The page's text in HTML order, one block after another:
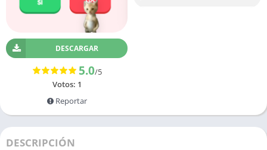
DESCARGAR
5.0/5
Votos: 1
Reportar
DESCRIPCIÓN